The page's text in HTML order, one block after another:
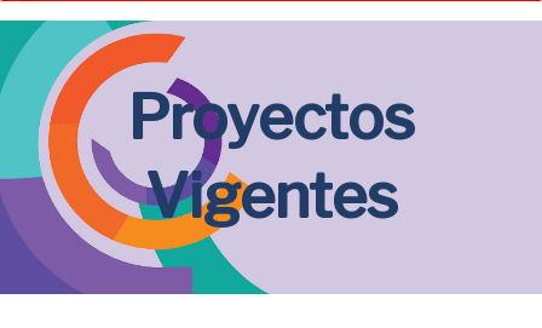
Proyectos
Vigentes